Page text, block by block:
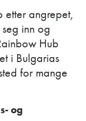
etter angrepet,
inn og
Hub
i Bulgarias
for mange
og